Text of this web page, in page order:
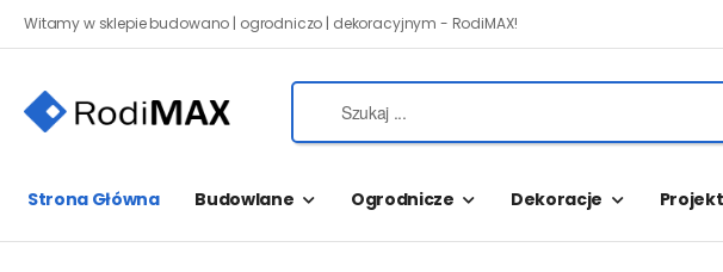
Witamy w sklepie budowano | ogrodniczo | dekoracyjnym - RodiMAX!
Strona Główna Budowlane Ogrodnicze Dekoracje